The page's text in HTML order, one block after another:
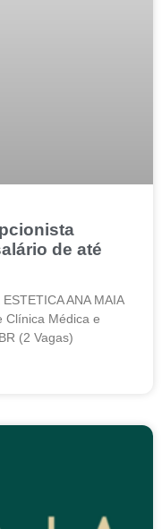
de até
ANA MAIA
Clínica Médica e
(2 Vagas)